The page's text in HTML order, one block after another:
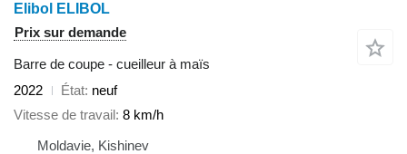
Elibol ELIBOL
Prix sur demande
Barre de coupe - cueilleur à maïs
2022
État neuf
Vitesse de travail 8 km/h
Moldavie, Kishinev